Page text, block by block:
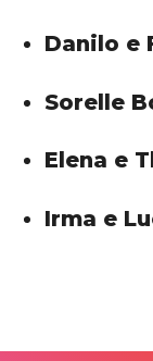
Danilo e
Sorelle
Elena e
Irma e